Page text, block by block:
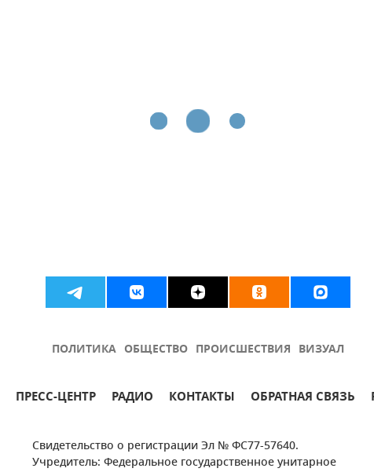
ПОЛИТИКА ОБЩЕСТВО ПРОИСШЕСТВИЯ ВИЗУАЛ
ПРЕСС-ЦЕНТР РАДИО КОНТАКТЫ ОБРАТНАЯ СВЯЗЬ
Свидетельство о регистрации Эл № ФС77-57640.
Учредитель: Федеральное государственное унитарное